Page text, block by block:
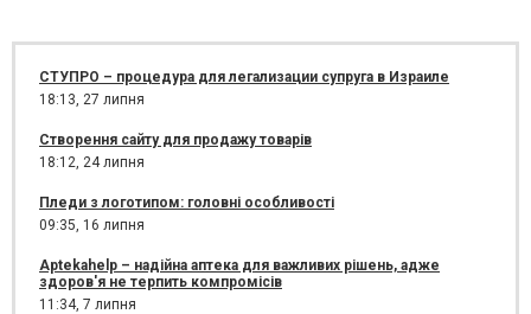
СТУПРО – процедура для легализации супруга в Израиле
18:13, 27 липня
Створення сайту для продажу товарів
18:12, 24 липня
Пледи з логотипом: головні особливості
09:35, 16 липня
Aptekahelp – надійна аптека для важливих рішень, адже
здоров'я не терпить компромісів
11:34, 7 липня